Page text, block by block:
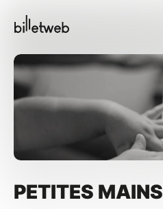
PETITES MAINS